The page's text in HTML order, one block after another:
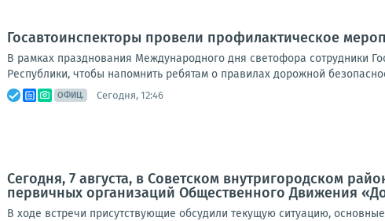
Госавтоинспекторы провели профилактическое
В рамках празднования Международного дня светофора сотрудники
Республики, чтобы напомнить ребятам о правилах дорожной
ОФИЦ. Сегодня, 12:46
Сегодня, 7 августа, в Советском внутригородском
первичных организаций Общественного Движения
В ходе встречи присутствующие обсудили текущую ситуацию,